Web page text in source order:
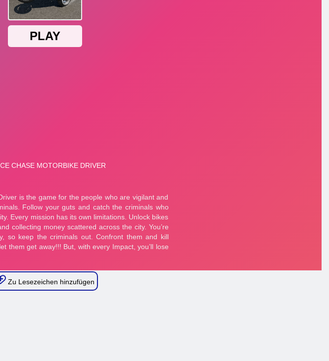
Zu Lesezeichen hinzufügen